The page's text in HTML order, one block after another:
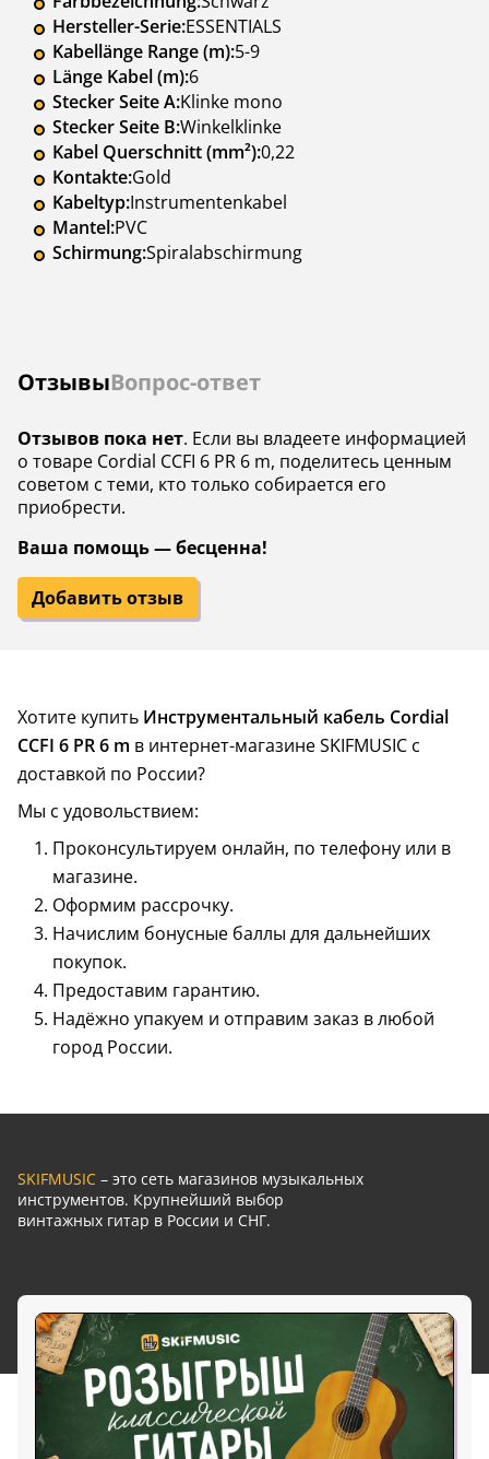
Hersteller-Serie:ESSENTIALS
Kabellänge Range (m):5-9
Länge Kabel (m):6
Stecker Seite A:Klinke mono
Stecker Seite B:Winkelklinke
Kabel Querschnitt (mm²):0,22
Kontakte:Gold
Kabeltyp:Instrumentenkabel
Mantel:PVC
Schirmung:Spiralabschirmung
ОтзывыВопрос-ответ
Отзывов пока нет. Если вы владеете информацией
о товаре Cordial CCFI 6 PR 6 m, поделитесь ценным
советом с теми, кто только собирается его
приобрести.
Ваша помощь — бесценна!
Добавить отзыв
Хотите купить Инструментальный кабель Cordial
CCFI 6 PR 6 m в интернет-магазине SKIFMUSIC с
доставкой по России?
Мы с удовольствием:
Проконсультируем онлайн, по телефону или в
магазине.
Оформим рассрочку.
Начислим бонусные баллы для дальнейших
покупок.
Предоставим гарантию.
Надёжно упакуем и отправим заказ в любой
город России.
SKIFMUSIC – это сеть магазинов музыкальных
инструментов. Крупнейший выбор
винтажных гитар в России и СНГ.